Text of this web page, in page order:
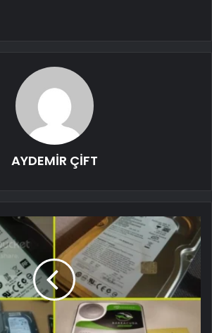
AYDEMİR ÇİFT